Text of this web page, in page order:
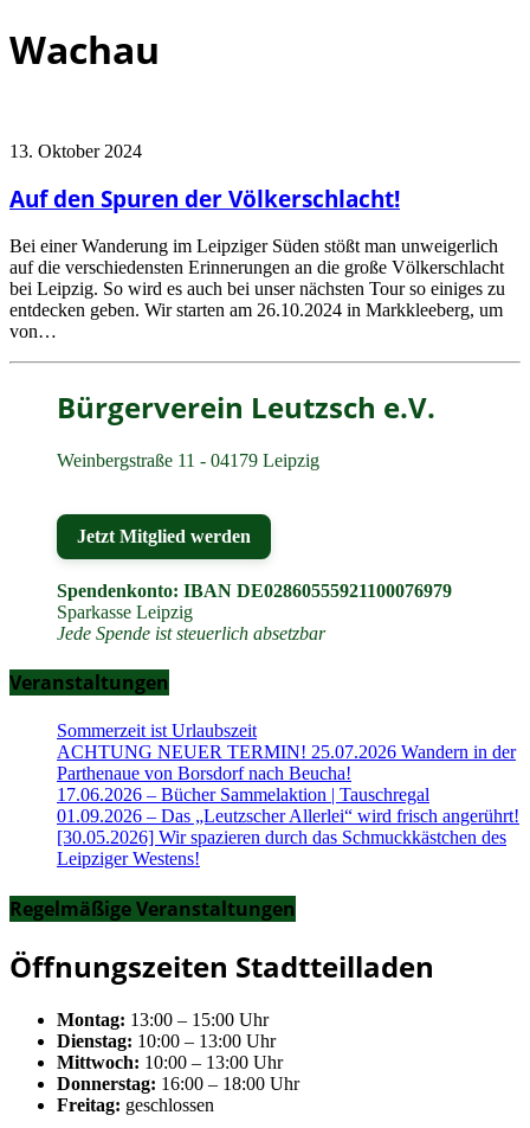
Wachau
13. Oktober 2024
Auf den Spuren der Völkerschlacht!
Bei einer Wanderung im Leipziger Süden stößt man unweigerlich
auf die verschiedensten Erinnerungen an die große Völkerschlacht
bei Leipzig. So wird es auch bei unser nächsten Tour so einiges zu
entdecken geben. Wir starten am 26.10.2024 in Markkleeberg, um
von…
Bürgerverein Leutzsch e.V.
Weinbergstraße 11 - 04179 Leipzig
Jetzt Mitglied werden
Spendenkonto: IBAN DE02860555921100076979
Sparkasse Leipzig
Jede Spende ist steuerlich absetzbar
Veranstaltungen
Sommerzeit ist Urlaubszeit
ACHTUNG NEUER TERMIN! 25.07.2026 Wandern in der
Parthenaue von Borsdorf nach Beucha!
17.06.2026 – Bücher Sammelaktion | Tauschregal
01.09.2026 – Das „Leutzscher Allerlei“ wird frisch angerührt!
[30.05.2026] Wir spazieren durch das Schmuckkästchen des
Leipziger Westens!
Regelmäßige Veranstaltungen
Öffnungszeiten Stadtteilladen
Montag: 13:00 – 15:00 Uhr
Dienstag: 10:00 – 13:00 Uhr
Mittwoch: 10:00 – 13:00 Uhr
Donnerstag: 16:00 – 18:00 Uhr
Freitag: geschlossen